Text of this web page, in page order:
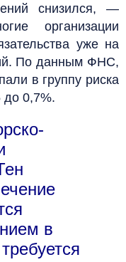
снизился, —
организации
уже на
По данным ФНС,
в группу риска
до 0,7%.
в